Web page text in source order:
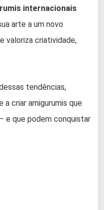
internacionais
arte a um novo
valoriza criatividade,
tendências,
criar amigurumis que
e que podem conquistar